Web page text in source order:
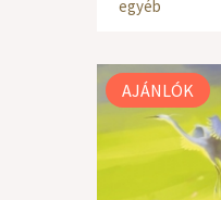
egyéb
AJÁNLÓK